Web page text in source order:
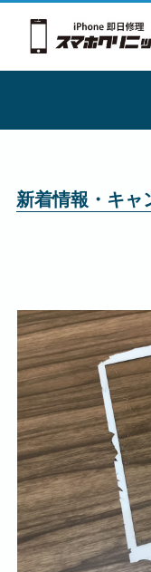
新着情報・キャ